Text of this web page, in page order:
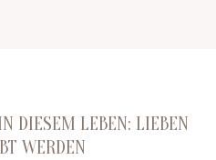
DIESEM LEBEN: LIEBEN
WERDEN